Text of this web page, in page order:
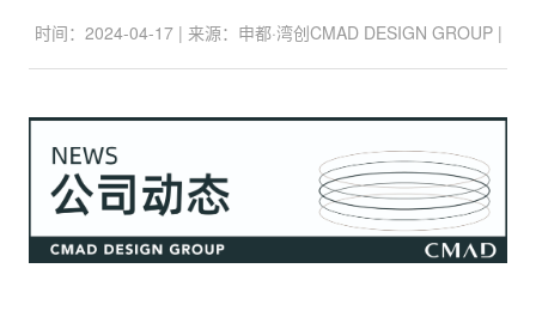
加入CMAD
时间：2024-04-17 | 来源：申都·湾创CMAD DESIGN GROUP |